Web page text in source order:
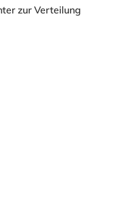
zur Verteilung